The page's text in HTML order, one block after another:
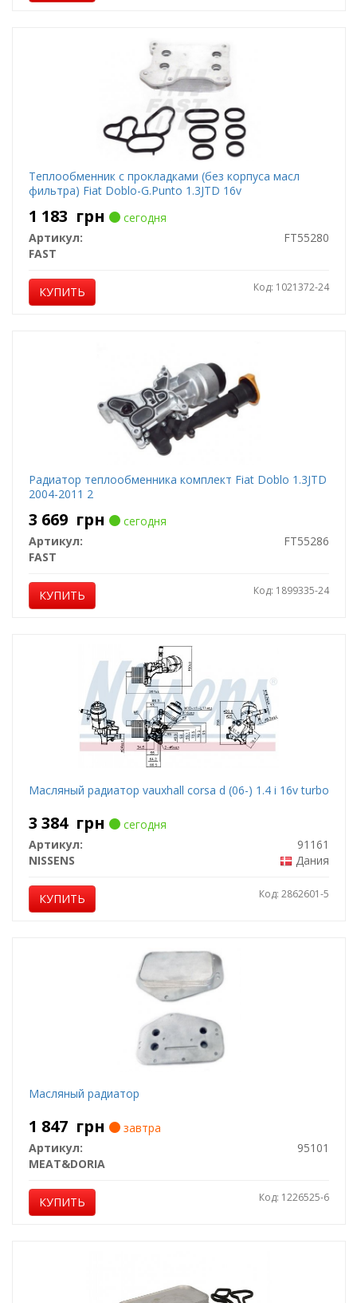
Теплообменник c прокладками (без корпуса масл
фильтра) Fiat Doblo-G.Punto 1.3JTD 16v
1 183 грн
сегодня
Артикул:
FT55280
FAST
КУПИТЬ Код: 1021372-24
Радиатор теплообменника комплект Fiat Doblo 1.3JTD
2004-2011 2
3 669 грн
сегодня
Артикул:
FT55286
FAST
КУПИТЬ Код: 1899335-24
Масляный радиатор vauxhall corsa d (06-) 1.4 i 16v turbo
3 384 грн
сегодня
Артикул:
91161
NISSENS
Дания
КУПИТЬ Код: 2862601-5
Масляный радиатор
1 847 грн
завтра
Артикул:
95101
MEAT&DORIA
КУПИТЬ Код: 1226525-6